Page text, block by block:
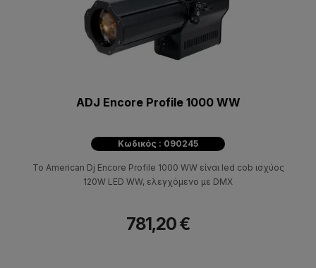
ADJ Encore Profile 1000 WW
Κωδικός : 090245
To American Dj Encore Profile 1000 WW είναι led cob ισχύος
120W LED WW, ελεγχόμενο με DMX
781,20 €